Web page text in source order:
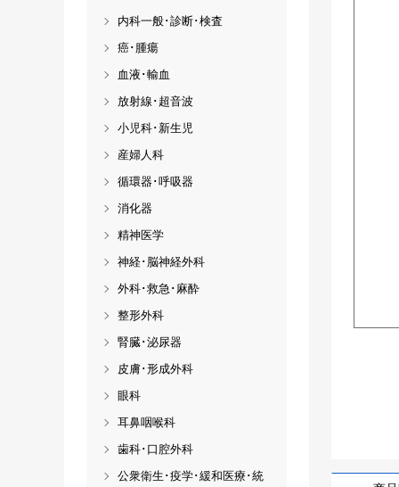
内科一般･診断･検査
癌･腫瘍
血液･輸血
放射線･超音波
小児科･新生児
産婦人科
循環器･呼吸器
消化器
精神医学
神経･脳神経外科
外科･救急･麻酔
整形外科
腎臓･泌尿器
皮膚･形成外科
眼科
耳鼻咽喉科
歯科･口腔外科
公衆衛生･疫学･緩和医療･統